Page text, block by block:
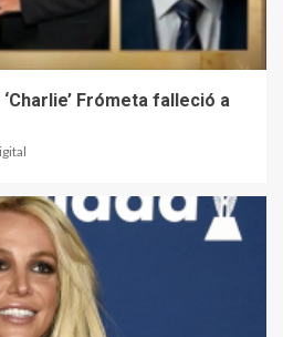
Frómeta falleció a